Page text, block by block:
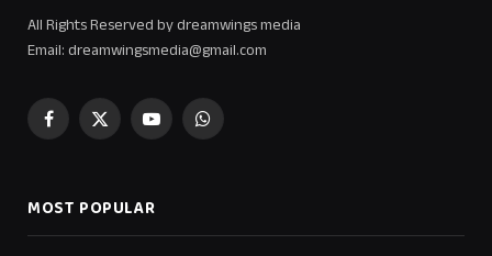
All Rights Reserved by dreamwings media
Email: dreamwingsmedia@gmail.com
Facebook
X
YouTubeWhatsApp
MOST POPULAR